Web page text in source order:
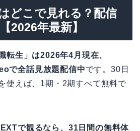
どこで見れる？配信
2026年最新】
転生」は2026年4月現在、
で全話見放題配信中です。30日
使えば、1期・2期すべて無料で
で観るなら、31日間の無料体